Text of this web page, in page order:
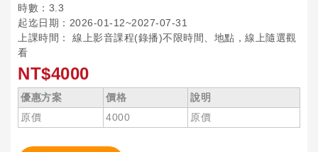
時數：3.3
起迄日期：2026-01-12~2027-07-31
上課時間： 線上影音課程(錄播)不限時間、地點，線上隨選觀
看
NT$4000
優惠方案 價格
說明
原價
4000 原價